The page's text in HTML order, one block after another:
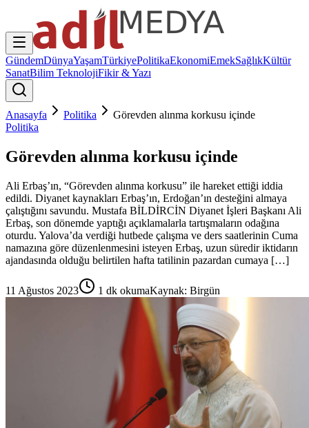
GündemDünyaYaşamTürkiyePolitikaEkonomiEmekSağlıkKültür
SanatBilim TeknolojiFikir & Yazı
Anasayfa Politika
Görevden alınma korkusu içinde
Politika
Görevden alınma korkusu içinde
Ali Erbaş’ın, “Görevden alınma korkusu” ile hareket ettiği iddia
edildi. Diyanet kaynakları Erbaş’ın, Erdoğan’ın desteğini almaya
çalıştığını savundu. Mustafa BİLDİRCİN Diyanet İşleri Başkanı Ali
Erbaş, son dönemde yaptığı açıklamalarla tartışmaların odağına
oturdu. Yalova’da verdiği hutbede çalışma ve ders saatlerinin Cuma
namazına göre düzenlenmesini isteyen Erbaş, uzun süredir iktidarın
ajandasında olduğu belirtilen hafta tatilinin pazardan cumaya […]
11 Ağustos 2023 1 dk okumaKaynak: Birgün